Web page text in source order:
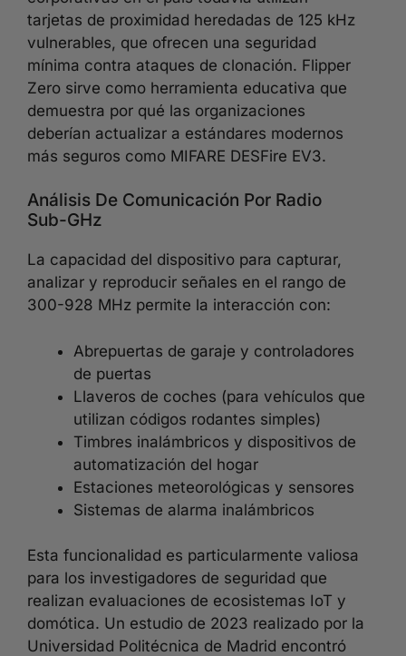
tarjetas de proximidad heredadas de 125 kHz
vulnerables, que ofrecen una seguridad
mínima contra ataques de clonación. Flipper
Zero sirve como herramienta educativa que
demuestra por qué las organizaciones
deberían actualizar a estándares modernos
más seguros como MIFARE DESFire EV3.
Análisis De Comunicación Por Radio
Sub-GHz
La capacidad del dispositivo para capturar,
analizar y reproducir señales en el rango de
300-928 MHz permite la interacción con:
Abrepuertas de garaje y controladores
de puertas
Llaveros de coches (para vehículos que
utilizan códigos rodantes simples)
Timbres inalámbricos y dispositivos de
automatización del hogar
Estaciones meteorológicas y sensores
Sistemas de alarma inalámbricos
Esta funcionalidad es particularmente valiosa
para los investigadores de seguridad que
realizan evaluaciones de ecosistemas IoT y
domótica. Un estudio de 2023 realizado por la
Universidad Politécnica de Madrid encontró